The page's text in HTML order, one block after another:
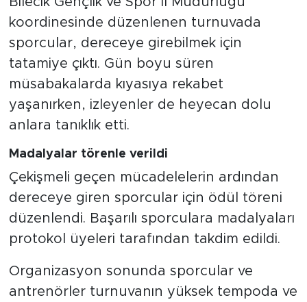
koordinesinde düzenlenen turnuvada
sporcular, dereceye girebilmek için
tatamiye çıktı. Gün boyu süren
müsabakalarda kıyasıya rekabet
yaşanırken, izleyenler de heyecan dolu
anlara tanıklık etti.
Madalyalar törenle verildi
Çekişmeli geçen mücadelelerin ardından
dereceye giren sporcular için ödül töreni
düzenlendi. Başarılı sporculara madalyaları
protokol üyeleri tarafından takdim edildi.
Organizasyon sonunda sporcular ve
antrenörler turnuvanın yüksek tempoda ve